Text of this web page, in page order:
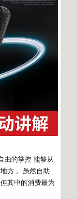
由的掌控 能够从
方 。虽然自助
其中的消费最为